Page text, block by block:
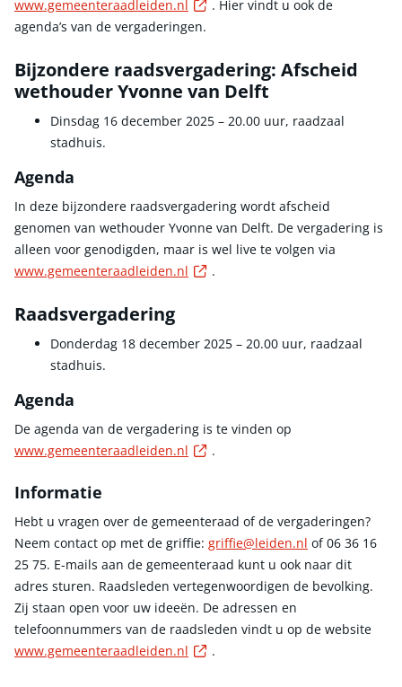
www.gemeenteraadleiden.nl
Externe link
. Hier vindt u ook de
agenda’s van de vergaderingen.
Bijzondere raadsvergadering: Afscheid
wethouder Yvonne van Delft
Dinsdag 16 december 2025 – 20.00 uur, raadzaal
stadhuis.
Agenda
In deze bijzondere raadsvergadering wordt afscheid
genomen van wethouder Yvonne van Delft. De vergadering is
alleen voor genodigden, maar is wel live te volgen via
www.gemeenteraadleiden.nl
.
Raadsvergadering
Donderdag 18 december 2025 – 20.00 uur, raadzaal
stadhuis.
Agenda
De agenda van de vergadering is te vinden op
www.gemeenteraadleiden.nl
Externe link
.
Informatie
Hebt u vragen over de gemeenteraad of de vergaderingen?
Neem contact op met de griffie: griffie@leiden.nl of 06 36 16
25 75. E-mails aan de gemeenteraad kunt u ook naar dit
adres sturen. Raadsleden vertegenwoordigen de bevolking.
Zij staan open voor uw ideeën. De adressen en
telefoonnummers van de raadsleden vindt u op de website
www.gemeenteraadleiden.nl
.